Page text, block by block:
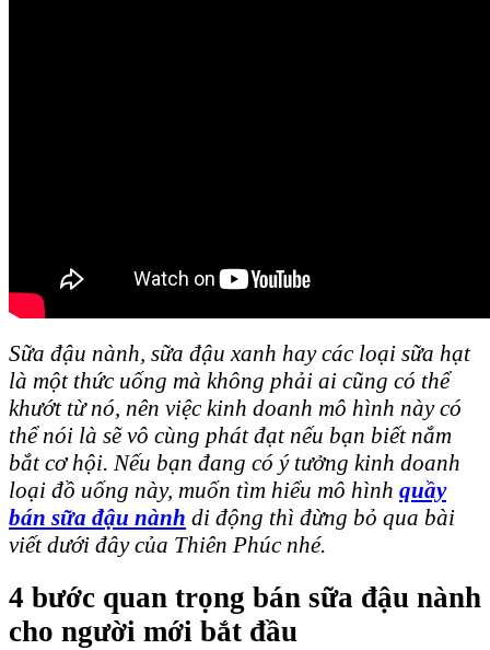
Sữa đậu nành, sữa đậu xanh hay các loại sữa hạt
là một thức uống mà không phải ai cũng có thể
khướt từ nó, nên việc kinh doanh mô hình này có
thể nói là sẽ vô cùng phát đạt nếu bạn biết nắm
bắt cơ hội. Nếu bạn đang có ý tưởng kinh doanh
loại đồ uống này, muốn tìm hiểu mô hình quầy
bán sữa đậu nành di động thì đừng bỏ qua bài
viết dưới đây của Thiên Phúc nhé.
4 bước quan trọng bán sữa đậu nành
cho người mới bắt đầu